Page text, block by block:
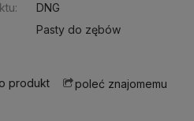
DNG
Pasty do zębów
produkt poleć znajomemu